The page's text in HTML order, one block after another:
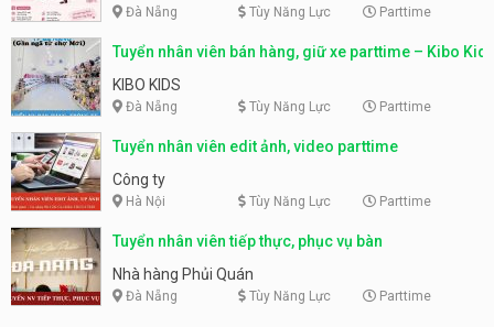
Đà Nẵng Tùy Năng Lực Parttime
Tuyển nhân viên bán hàng, giữ xe parttime – Kibo Kid
KIBO KIDS
Đà Nẵng Tùy Năng Lực Parttime
Tuyển nhân viên edit ảnh, video parttime
Công ty
Hà Nội Tùy Năng Lực Parttime
Tuyển nhân viên tiếp thực, phục vụ bàn
Nhà hàng Phủi Quán
Đà Nẵng Tùy Năng Lực Parttime